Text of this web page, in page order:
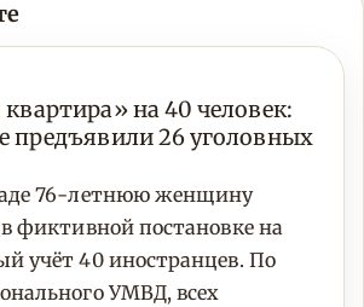
на 40 человек:
предъявили 26 уголовных
76-летнюю женщину
фиктивной постановке на
учёт 40 иностранцев. По
УМВД, всех